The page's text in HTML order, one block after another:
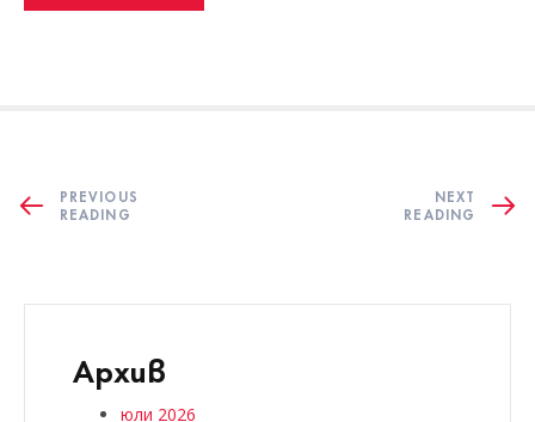
PREVIOUS
READING
NEXT
READING
Архив
юли 2026